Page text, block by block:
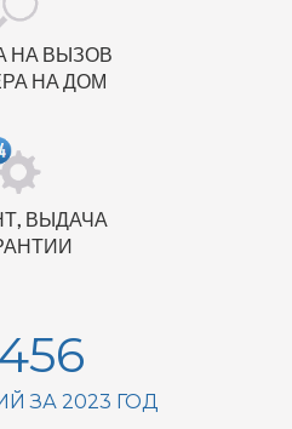
НА ВЫЗОВ
НА ДОМ
ВЫДАЧА
ЗА 2023 ГОД